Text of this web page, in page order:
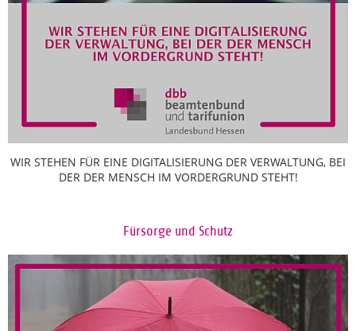
WIR STEHEN FÜR EINE DIGITALISIERUNG DER VERWALTUNG, BEI
DER DER MENSCH IM VORDERGRUND STEHT!
Fürsorge und Schutz